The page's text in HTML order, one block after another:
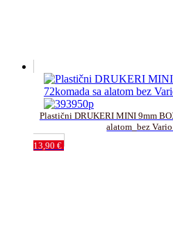
Plastični DRUKERI MINI 9mm
alatom_bez
13,90 €